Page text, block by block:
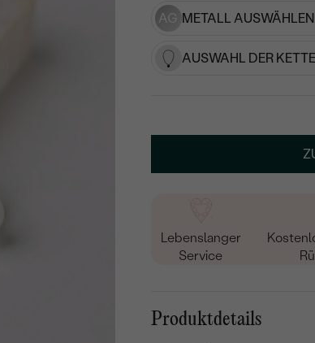
AG METALL
AUSWAHL DER
Lebenslanger
Service
Produktdetails